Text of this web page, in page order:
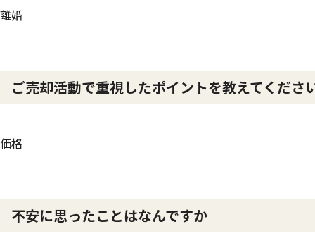
離婚
ご売却活動で重視したポイントを教えてくださ
価格
不安に思ったことはなんですか